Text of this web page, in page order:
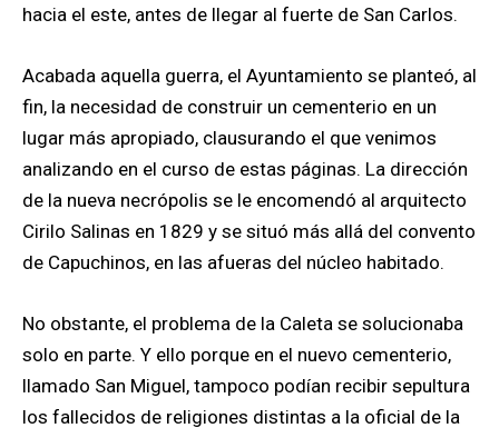
hacia el este, antes de llegar al fuerte de San Carlos.
Acabada aquella guerra, el Ayuntamiento se planteó, al
fin, la necesidad de construir un cementerio en un
lugar más apropiado, clausurando el que venimos
analizando en el curso de estas páginas. La dirección
de la nueva necrópolis se le encomendó al arquitecto
Cirilo Salinas en 1829 y se situó más allá del convento
de Capuchinos, en las afueras del núcleo habitado.
No obstante, el problema de la Caleta se solucionaba
solo en parte. Y ello porque en el nuevo cementerio,
llamado San Miguel, tampoco podían recibir sepultura
los fallecidos de religiones distintas a la oficial de la